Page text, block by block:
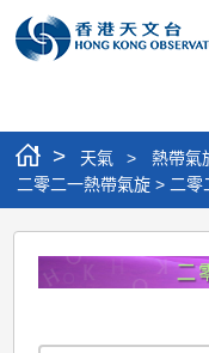
> 天氣 > 熱帶氣
二零二一熱帶氣旋 > 二
二
零